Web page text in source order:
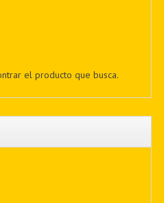
el producto que busca.